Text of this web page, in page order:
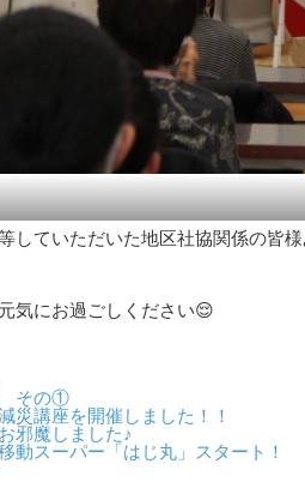
していただいた地区社協関係の皆様
気にお過ごしください😌
その①
講座を開催しました！！
邪魔しました♪
動スーパー「はじ丸」スタート！